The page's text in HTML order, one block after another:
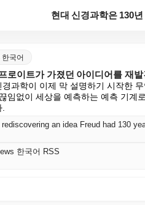
국어
로이트가 가졌던 아이디어를 재
과학이 이제 막 설명하기 시작한
임없이 세상을 예측하는 예측 기계
an idea Freud had 130
한국어 RSS